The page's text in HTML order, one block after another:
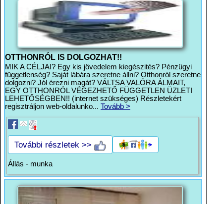
OTTHONRÓL IS DOLGOZHAT!!
MIK A CÉLJAI? Egy kis jövedelem kiegészités? Pénzügyi
függetlenség? Saját lábára szeretne állni? Otthonról szeretne
dolgozni? Jól érezni magát? VÁLTSA VALÓRA ÁLMAIT,
EGY OTTHONRÓL VÉGEZHETŐ FÜGGETLEN ÜZLETI
LEHETŐSÉGBEN!! (internet szükséges) Részletekért
regisztráljon web-oldalunko... Tovább >
További részletek >>
Állás - munka